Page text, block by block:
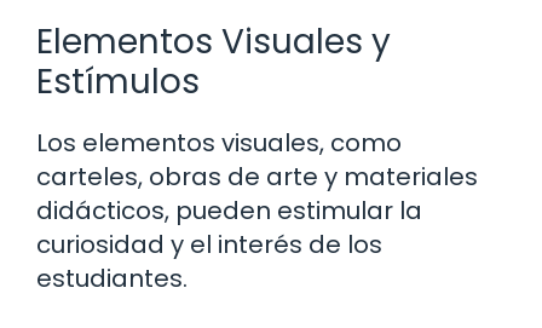
Elementos Visuales y
Estímulos
Los elementos visuales, como
carteles, obras de arte y materiales
didácticos, pueden estimular la
curiosidad y el interés de los
estudiantes.